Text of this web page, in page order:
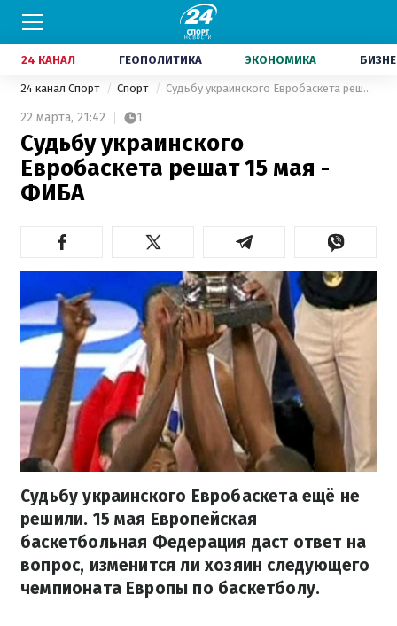
24 КАНАЛ ГЕОПОЛИТИКА ЭКОНОМИКА
24 канал Спорт Спорт Судьбу украинского Евробаскета решат 15 мая - ФИБА
22 марта, 21:42 1
Судьбу украинского
Евробаскета решат 15 мая -
ФИБА
Судьбу украинского Евробаскета ещё не
решили. 15 мая Европейская
баскетбольная Федерация даст ответ на
вопрос, изменится ли хозяин следующего
чемпионата Европы по баскетболу.